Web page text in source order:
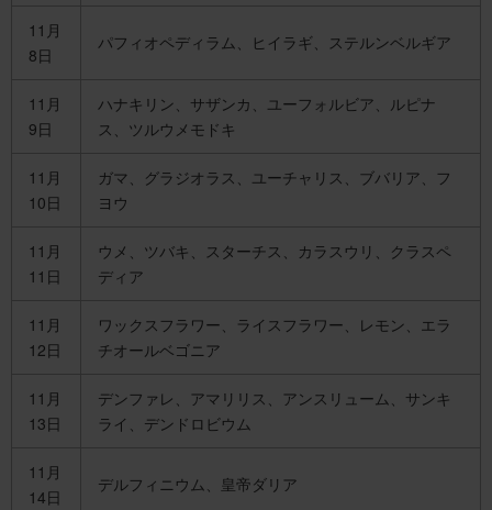
11月
8日
パフィオペディラム、ヒイラギ、ステルンベルギア
11月
9日
ハナキリン、サザンカ、ユーフォルビア、ルピナ
ス、ツルウメモドキ
11月
10日
ガマ、グラジオラス、ユーチャリス、ブバリア、フ
ヨウ
11月
11日
ウメ、ツバキ、スターチス、カラスウリ、クラスペ
ディア
11月
12日
ワックスフラワー、ライスフラワー、レモン、エラ
チオールベゴニア
11月
13日
デンファレ、アマリリス、アンスリューム、サンキ
ライ、デンドロビウム
11月
14日
デルフィニウム、皇帝ダリア